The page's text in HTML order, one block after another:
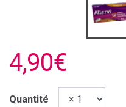
4,90€
Quantité